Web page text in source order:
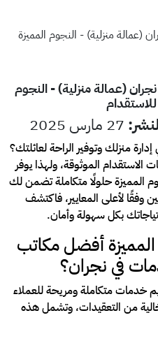
(عمالة منزلية) - النجوم
: 27 مارس 2025
منزلك وتوفير الراحة لعائلتك؟
الموثوقة، ولهذا يوفر
المميزة حلولًا متكاملة تضمن لك
وفقًا لأعلى المعايير، فاكتشف
بكل سهولة وأمان.
أفضل مكاتب
في نجران؟
خدمات متكاملة ومريحة للعملاء
من التعقيدات، وتشمل هذه